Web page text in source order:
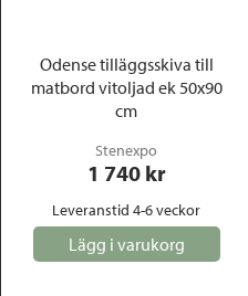
Odense tilläggsskiva till
matbord vitoljad ek 50x90
cm
Stenexpo
1 740 kr
Leveranstid 4-6 veckor
Lägg i varukorg